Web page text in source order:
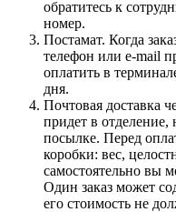
обратитесь к
номер.
Постамат. Когда
телефон или e-mail
оплатить в
дня.
Почтовая доставка
придет в отделение,
посылке. Перед
коробки: вес,
самостоятельно вы
Один заказ может
его стоимость не